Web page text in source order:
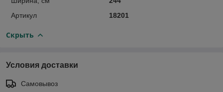
Артикул
18201
Скрыть
Условия доставки
Самовывоз